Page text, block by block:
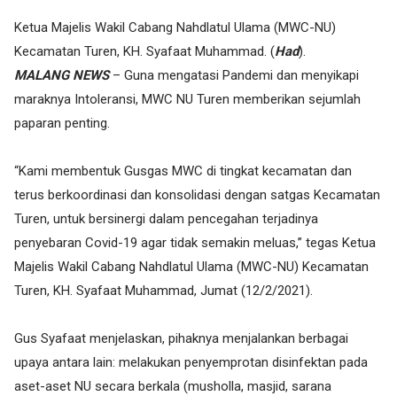
Ketua Majelis Wakil Cabang Nahdlatul Ulama (MWC-NU)
Kecamatan Turen, KH. Syafaat Muhammad. (Had).
MALANG NEWS– Guna mengatasi Pandemi dan menyikapi
maraknya Intoleransi, MWC NU Turen memberikan sejumlah
paparan penting.
“Kami membentuk Gusgas MWC di tingkat kecamatan dan
terus berkoordinasi dan konsolidasi dengan satgas Kecamatan
Turen, untuk bersinergi dalam pencegahan terjadinya
penyebaran Covid-19 agar tidak semakin meluas,” tegas Ketua
Majelis Wakil Cabang Nahdlatul Ulama (MWC-NU) Kecamatan
Turen, KH. Syafaat Muhammad, Jumat (12/2/2021).
Gus Syafaat menjelaskan, pihaknya menjalankan berbagai
upaya antara lain: melakukan penyemprotan disinfektan pada
aset-aset NU secara berkala (musholla, masjid, sarana